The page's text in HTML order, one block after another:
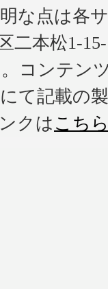
な点は各
二本松1-
コンテン
て記載の
クは こち